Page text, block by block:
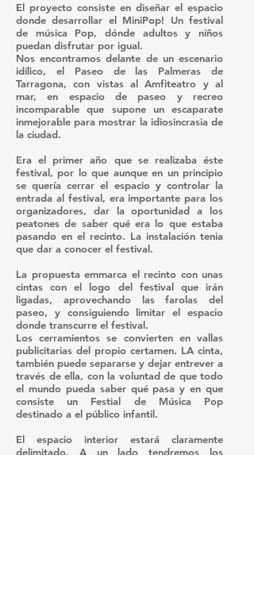
El proyecto consiste en diseñar el espacio
donde desarrollar el MiniPop! Un festival
de música Pop, dónde adultos y niños
puedan disfrutar por igual.
Nos encontramos delante de un escenario
idílico, el Paseo de las Palmeras de
Tarragona, con vistas al Amfiteatro y al
mar, en espacio de paseo y recreo
incomparable que supone un escaparate
inmejorable para mostrar la idiosincrasia de
la ciudad.
Era el primer año que se realizaba éste
festival, por lo que aunque en un principio
se quería cerrar el espacio y controlar la
entrada al festival, era importante para los
organizadores, dar la oportunidad a los
peatones de saber qué era lo que estaba
pasando en el recinto. La instalación tenia
que dar a conocer el festival.
La propuesta emmarca el recinto con unas
cintas con el logo del festival que irán
ligadas, aprovechando las farolas del
paseo, y consiguiendo limitar el espacio
donde transcurre el festival.
Los cerramientos se convierten en vallas
publicitarias del propio certamen. LA cinta,
también puede separarse y dejar entrever a
través de ella, con la voluntad de que todo
el mundo pueda saber qué pasa y en que
consiste un Festial de Música Pop
destinado a el público infantil.
El espacio interior estará claramente
delimitado. A un lado tendremos los